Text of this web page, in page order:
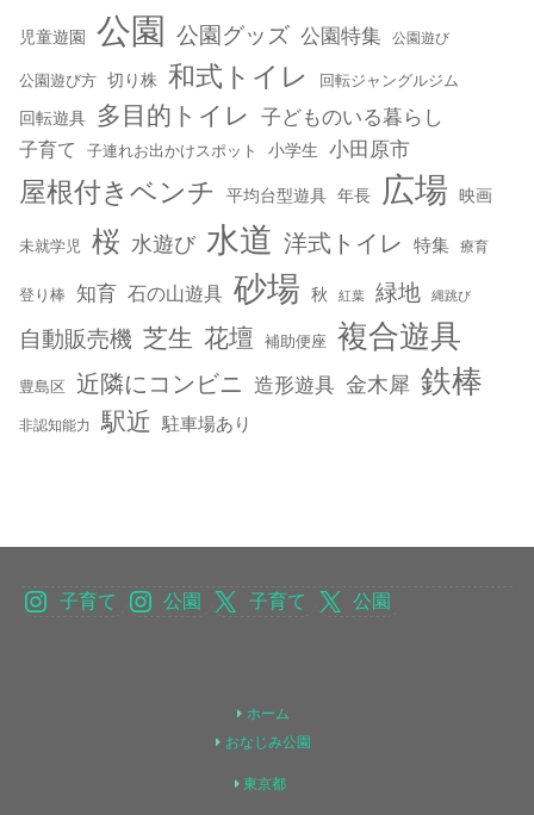
児童遊園 公園 公園グッズ 公園特集 公園遊び
公園遊び方 切り株 和式トイレ 回転ジャングルジム
回転遊具 多目的トイレ 子どものいる暮らし
子育て 子連れお出かけスポット 小学生 小田原市
屋根付きベンチ 平均台型遊具 年長 広場 映画
未就学児 桜 水遊び 水道 洋式トイレ 特集 療育
登り棒 知育 石の山遊具 砂場 秋 紅葉 緑地 縄跳び
自動販売機 芝生 花壇 補助便座 複合遊具
豊島区 近隣にコンビニ 造形遊具 金木犀 鉄棒
非認知能力 駅近 駐車場あり
子育て 公園 子育て 公園
ホーム
おなじみ公園
東京都